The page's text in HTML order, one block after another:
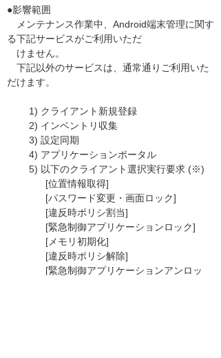
●影響範囲
メンテナンス作業中、Android端末管理に関す
る下記サービスがご利用いただ
けません。
下記以外のサービスは、通常通りご利用いた
だけます。
1) クライアント新規登録
2) インベントリ収集
3) 設定同期
4) アプリケーションポータル
5) 以下のクライアント選択実行要求 (※)
[位置情報取得]
[パスワード変更・画面ロック]
[違反時ポリシ割当]
[緊急制御アプリケーションロック]
[メモリ初期化]
[違反時ポリシ解除]
[緊急制御アプリケーションアンロッ